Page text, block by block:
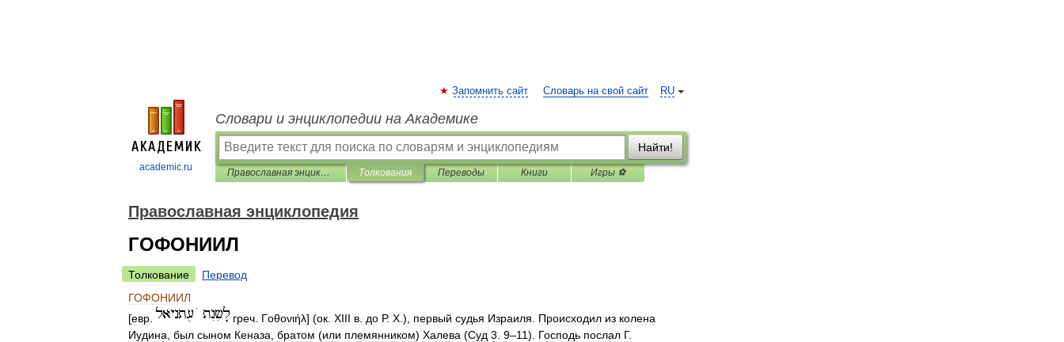
academic.ru
RU
Запомнить сайт Словарь на свой сайт
Словари и энциклопедии на Академике
Найти!
Православная энциклопедия Толкования Переводы Книги Игры ⚽
Православная энциклопедия
ГОФОНИИЛ
Толкование
Перевод
ГОФОНИИЛ
[евр греч Γοθονιήλ] (ок XIII в до Р. Х .), первый судья Израиля Происходил из колена
Иудина был сыном Кеназа братом (или племянником) Халева (Суд 3 9–11). Господь послал Г.